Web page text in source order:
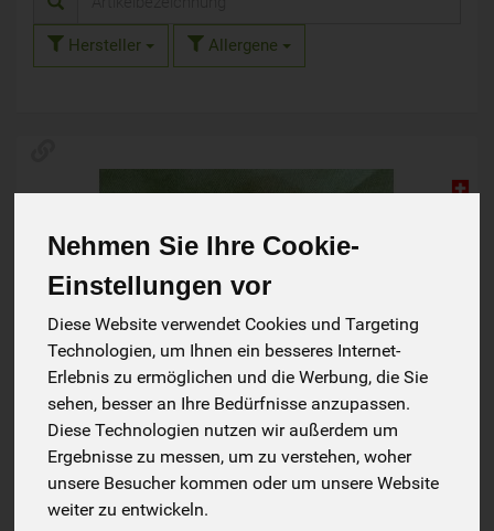
Nehmen Sie Ihre Cookie-
Einstellungen vor
Diese Website verwendet Cookies und Targeting
Technologien, um Ihnen ein besseres Internet-
Erlebnis zu ermöglichen und die Werbung, die Sie
sehen, besser an Ihre Bedürfnisse anzupassen.
Diese Technologien nutzen wir außerdem um
Ergebnisse zu messen, um zu verstehen, woher
unsere Besucher kommen oder um unsere Website
weiter zu entwickeln.
Hersteller Allergene
Schweiz
Bio-Suisse